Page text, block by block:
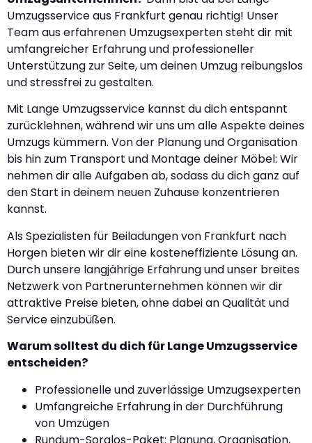
Umzugsservice aus Frankfurt genau richtig! Unser
Team aus erfahrenen Umzugsexperten steht dir mit
umfangreicher Erfahrung und professioneller
Unterstützung zur Seite, um deinen Umzug reibungslos
und stressfrei zu gestalten.
Mit Lange Umzugsservice kannst du dich entspannt
zurücklehnen, während wir uns um alle Aspekte deines
Umzugs kümmern. Von der Planung und Organisation
bis hin zum Transport und Montage deiner Möbel: Wir
nehmen dir alle Aufgaben ab, sodass du dich ganz auf
den Start in deinem neuen Zuhause konzentrieren
kannst.
Als Spezialisten für Beiladungen von Frankfurt nach
Horgen bieten wir dir eine kosteneffiziente Lösung an.
Durch unsere langjährige Erfahrung und unser breites
Netzwerk von Partnerunternehmen können wir dir
attraktive Preise bieten, ohne dabei an Qualität und
Service einzubüßen.
Warum solltest du dich für Lange Umzugsservice
entscheiden?
Professionelle und zuverlässige Umzugsexperten
Umfangreiche Erfahrung in der Durchführung
von Umzügen
Rundum-Sorglos-Paket: Planung, Organisation,